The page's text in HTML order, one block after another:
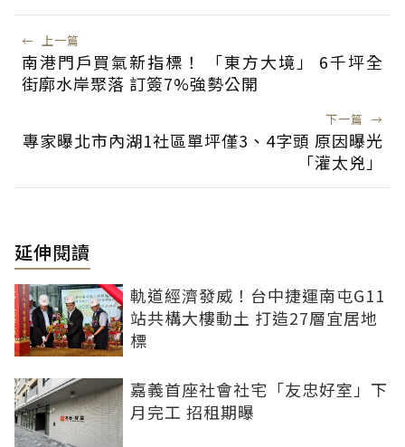
← 上一篇
南港門戶買氣新指標！ 「東方大境」 6千坪全
街廓水岸聚落 訂簽7%強勢公開
下一篇 →
專家曝北市內湖1社區單坪僅3、4字頭 原因曝光
「灌太兇」
延伸閱讀
軌道經濟發威！台中捷運南屯G11
站共構大樓動土 打造27層宜居地
標
嘉義首座社會社宅「友忠好室」下
月完工 招租期曝